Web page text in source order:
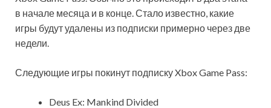
в начале месяца и в конце. Стало известно, какие
игры будут удалены из подписки примерно через две
недели.
Следующие игры покинут подписку Xbox Game Pass:
Deus Ex: Mankind Divided